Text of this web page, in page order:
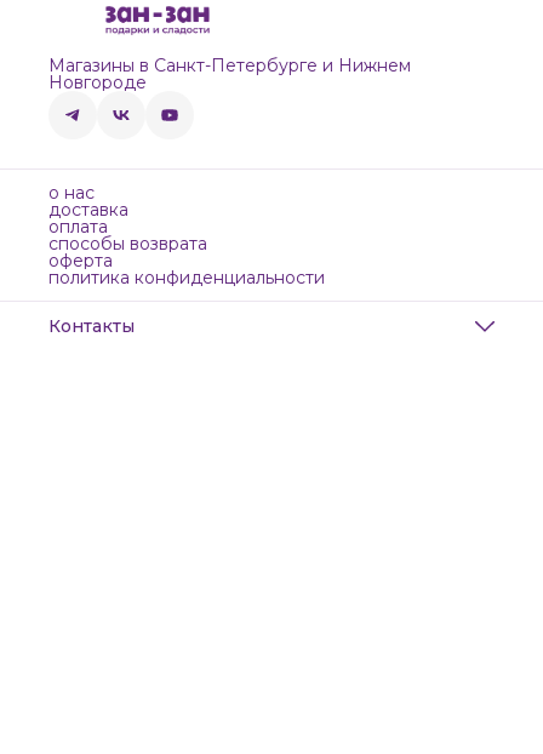
Магазины в Санкт-Петербурге и Нижнем
Новгороде
о нас
доставка
оплата
способы возврата
оферта
политика конфиденциальности
Контакты